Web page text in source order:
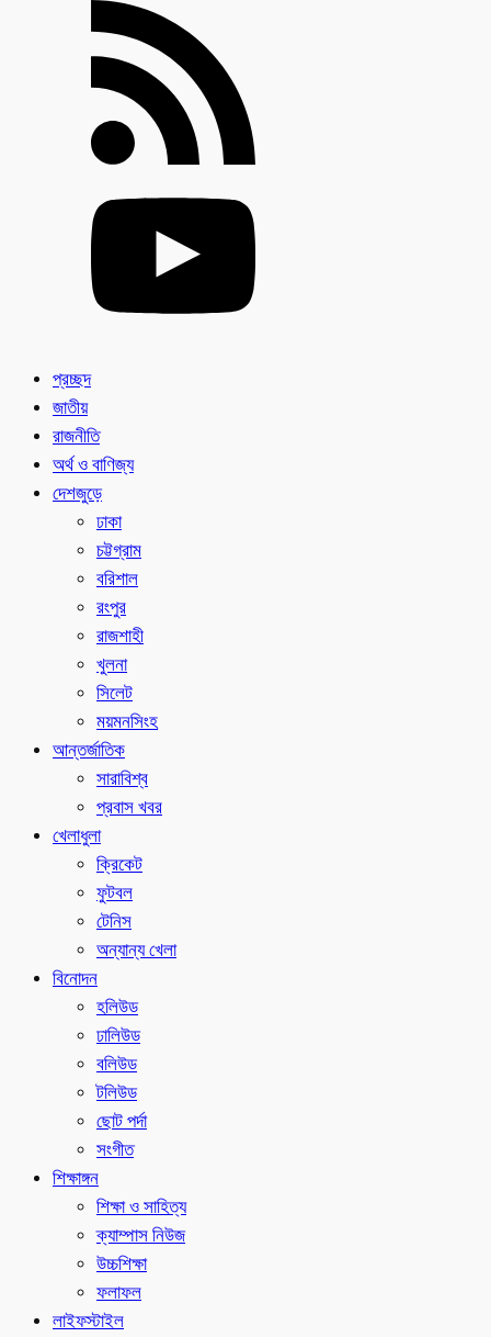
প্রচ্ছদ
জাতীয়
রাজনীতি
অর্থ ও বাণিজ্য
দেশজুড়ে
ঢাকা
চট্টগ্রাম
বরিশাল
রংপুর
রাজশাহী
খুলনা
সিলেট
ময়মনসিংহ
আন্তর্জাতিক
সারাবিশ্ব
প্রবাস খবর
খেলাধুলা
ক্রিকেট
ফুটবল
টেনিস
অন্যান্য খেলা
বিনোদন
হলিউড
ঢালিউড
বলিউড
টলিউড
ছোট পর্দা
সংগীত
শিক্ষাঙ্গন
শিক্ষা ও সাহিত্য
ক্যাম্পাস নিউজ
উচ্চশিক্ষা
ফলাফল
লাইফস্টাইল